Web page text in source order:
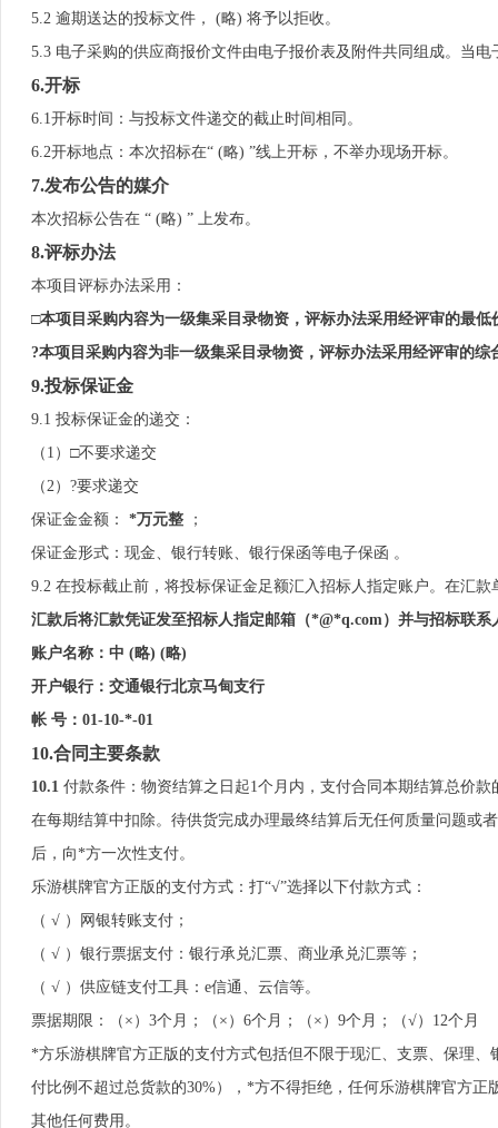
5.2 逾期送达的投标文件， (略) 将予以拒收。
5.3 电子采购的供应商报价文件由电子报价表及附件共同组成。当
6.开标
6.1开标时间：与投标文件递交的截止时间相同。
6.2开标地点：本次招标在“ (略) ”线上开标，不举办现场开标。
7.发布公告的媒介
本次招标公告在 “ (略) ” 上发布。
8.评标办法
本项目评标办法采用：
□本项目 采购内容为一级集采 目录物资，评标办法采用经评审的最低
?本项目 采购内容为非一级集采目录物资 ，评标办法采用经评审的综
9.投标保证金
9.1 投标保证金的递交：
（1）□不要求递交
（2）?要求递交
保证金金额： *万元整 ；
保证金形式：现金、银行转账、银行保函等电子保函 。
9.2 在投标截止前，将投标保证金足额汇入招标人指定账户。在汇款
汇款后将汇款凭证发至招标人指定邮箱（*@*q.com）并与招标联
账户名称：中 (略) (略)
开户银行：交通银行北京马甸支行
帐 号：01-10-*-01
10.合同主要条款
10.1 付款条件：物资结算之日起1个月内，支付合同本期结算总价
在每期结算中扣除。待供货完成办理最终结算后无任何质量问题或
后，向*方一次性支付。
乐游棋牌官方正版的支付方式：打“√”选择以下付款方式：
（ √ ）网银转账支付；
（ √ ）银行票据支付：银行承兑汇票、商业承兑汇票等；
（ √ ）供应链支付工具：e信通、云信等。
票据期限：（×）3个月；（×）6个月；（×）9个月；（√）12个月
*方乐游棋牌官方正版的支付方式包括但不限于现汇、支票、保理
付比例不超过总货款的30%），*方不得拒绝，任何乐游棋牌官方
其他任何费用。